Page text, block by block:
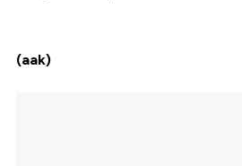
(aak)